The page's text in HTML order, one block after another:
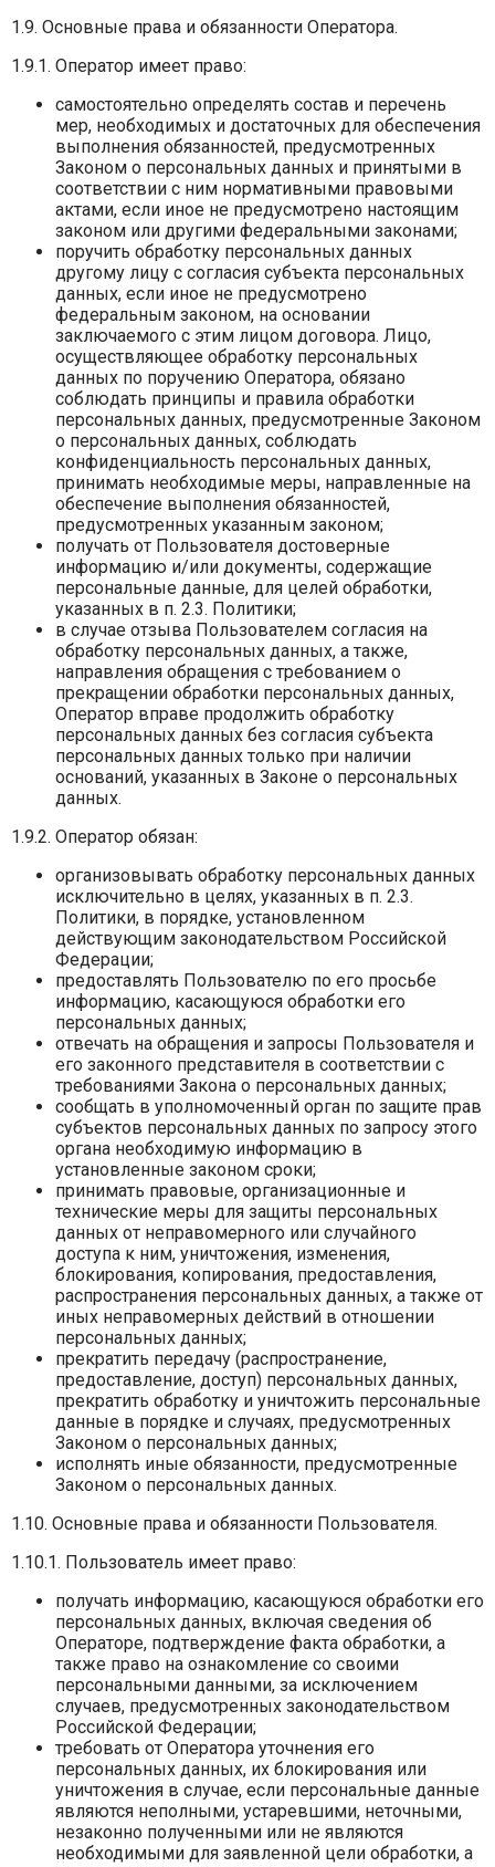
1.9. Основные права и обязанности Оператора.
1.9.1. Оператор имеет право:
самостоятельно определять состав и перечень
мер, необходимых и достаточных для обеспечения
выполнения обязанностей, предусмотренных
Законом о персональных данных и принятыми в
соответствии с ним нормативными правовыми
актами, если иное не предусмотрено настоящим
законом или другими федеральными законами;
поручить обработку персональных данных
другому лицу с согласия субъекта персональных
данных, если иное не предусмотрено
федеральным законом, на основании
заключаемого с этим лицом договора. Лицо,
осуществляющее обработку персональных
данных по поручению Оператора, обязано
соблюдать принципы и правила обработки
персональных данных, предусмотренные Законом
о персональных данных, соблюдать
конфиденциальность персональных данных,
принимать необходимые меры, направленные на
обеспечение выполнения обязанностей,
предусмотренных указанным законом;
получать от Пользователя достоверные
информацию и/или документы, содержащие
персональные данные, для целей обработки,
указанных в п. 2.3. Политики;
в случае отзыва Пользователем согласия на
обработку персональных данных, а также,
направления обращения с требованием о
прекращении обработки персональных данных,
Оператор вправе продолжить обработку
персональных данных без согласия субъекта
персональных данных только при наличии
оснований, указанных в Законе о персональных
данных.
1.9.2. Оператор обязан:
организовывать обработку персональных данных
исключительно в целях, указанных в п. 2.3.
Политики, в порядке, установленном
действующим законодательством Российской
Федерации;
предоставлять Пользователю по его просьбе
информацию, касающуюся обработки его
персональных данных;
отвечать на обращения и запросы Пользователя и
его законного представителя в соответствии с
требованиями Закона о персональных данных;
сообщать в уполномоченный орган по защите прав
субъектов персональных данных по запросу этого
органа необходимую информацию в
установленные законом сроки;
принимать правовые, организационные и
технические меры для защиты персональных
данных от неправомерного или случайного
доступа к ним, уничтожения, изменения,
блокирования, копирования, предоставления,
распространения персональных данных, а также от
иных неправомерных действий в отношении
персональных данных;
прекратить передачу (распространение,
предоставление, доступ) персональных данных,
прекратить обработку и уничтожить персональные
данные в порядке и случаях, предусмотренных
Законом о персональных данных;
исполнять иные обязанности, предусмотренные
Законом о персональных данных.
1.10. Основные права и обязанности Пользователя.
1.10.1. Пользователь имеет право:
получать информацию, касающуюся обработки его
персональных данных, включая сведения об
Операторе, подтверждение факта обработки, а
также право на ознакомление со своими
персональными данными, за исключением
случаев, предусмотренных законодательством
Российской Федерации;
требовать от Оператора уточнения его
персональных данных, их блокирования или
уничтожения в случае, если персональные данные
являются неполными, устаревшими, неточными,
незаконно полученными или не являются
необходимыми для заявленной цели обработки, а